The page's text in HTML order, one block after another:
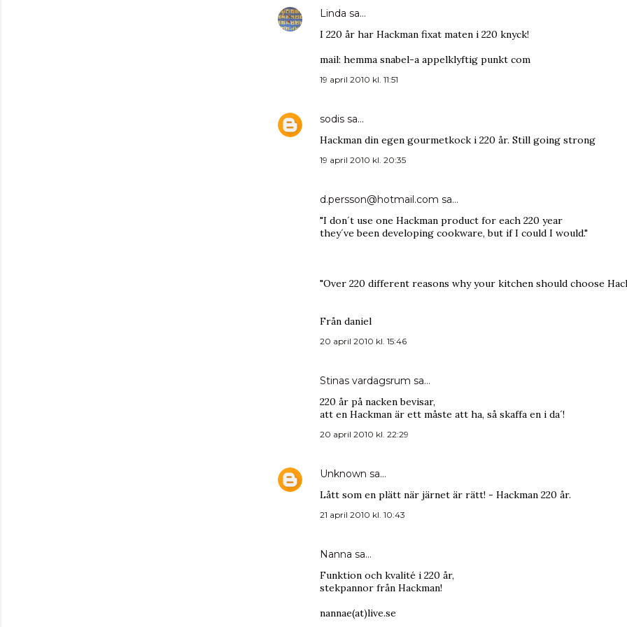
Linda sa…
I 220 år har Hackman fixat maten i 220 knyck!
mail: hemma snabel-a appelklyftig punkt com
19 april 2010 kl. 11:51
sodis sa…
Hackman din egen gourmetkock i 220 år. Still going strong
19 april 2010 kl. 20:35
d.persson@hotmail.com sa…
"I don´t use one Hackman product for each 220 year
they´ve been developing cookware, but if I could I would."
"Over 220 different reasons why your kitchen should choose
Från daniel
20 april 2010 kl. 15:46
Stinas vardagsrum sa…
220 år på nacken bevisar,
att en Hackman är ett måste att ha, så skaffa en i da´!
20 april 2010 kl. 22:29
Unknown sa…
Lått som en plätt när järnet är rätt! - Hackman 220 år.
21 april 2010 kl. 10:43
Nanna sa…
Funktion och kvalité i 220 år,
stekpannor från Hackman!
nannae(at)live.se